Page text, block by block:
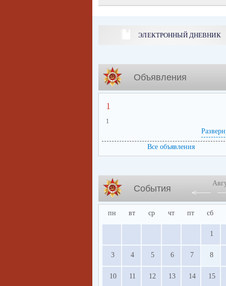
ЭЛЕКТРОННЫЙ ДНЕВНИК
Объявления
1
1
Все объявления
События
пн вт ср чт пт сб
1
3 4 5 6 7 8
10 11 12 13 14 15